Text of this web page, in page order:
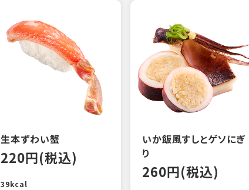
生本ずわい蟹
220円(税込)
39kcal
いか飯風すしとゲソにぎ
り
260円(税込)